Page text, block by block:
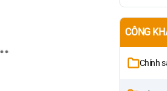
CÔNG
Chính